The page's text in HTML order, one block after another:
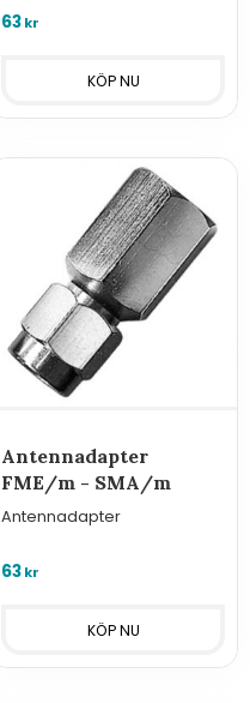
63kr
Antennadapter
FME/m - SMA/m
Antennadapter
63kr